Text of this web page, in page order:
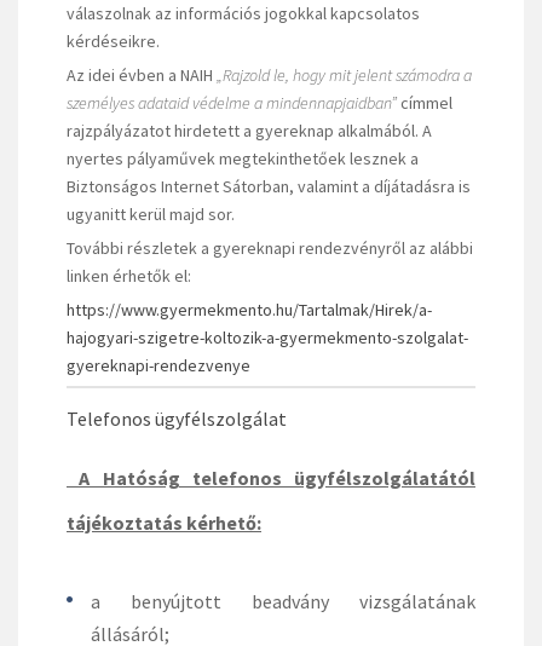
válaszolnak az információs jogokkal kapcsolatos
kérdéseikre.
Az idei évben a NAIH „Rajzold le, hogy mit jelent számodra a
személyes adataid védelme a mindennapjaidban”címmel
rajzpályázatot hirdetett a gyereknap alkalmából. A
nyertes pályaművek megtekinthetőek lesznek a
Biztonságos Internet Sátorban, valamint a díjátadásra is
ugyanitt kerül majd sor.
További részletek a gyereknapi rendezvényről az alábbi
linken érhetők el:
https://www.gyermekmento.hu/Tartalmak/Hirek/a-
hajogyari-szigetre-koltozik-a-gyermekmento-szolgalat-
gyereknapi-rendezvenye
Telefonos ügyfélszolgálat
A Hatóság telefonos ügyfélszolgálatától
tájékoztatás kérhető:
a benyújtott beadvány vizsgálatának
állásáról;